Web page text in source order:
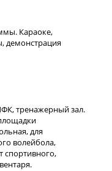
Караоке,
демонстрация
тренажерный зал.
для
волейбола,
спортивного,